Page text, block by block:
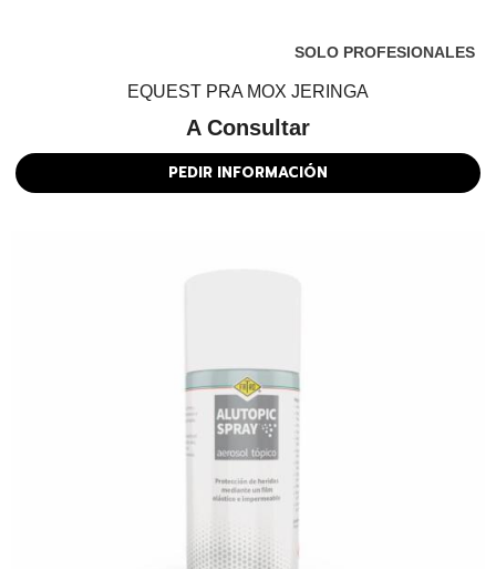
SOLO PROFESIONALES
EQUEST PRA MOX JERINGA
A Consultar
PEDIR INFORMACIÓN